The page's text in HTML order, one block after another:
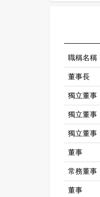
職稱名稱
董事長
獨立董事
獨立董事
獨立董事
董事
常務董事
董事